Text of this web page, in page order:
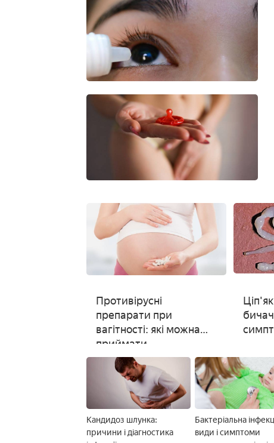
Противірусні
препарати при
вагітності: які можна
приймати
Кандидоз шлунка:
причини і діагностика
Бактеріальна
види і симптоми